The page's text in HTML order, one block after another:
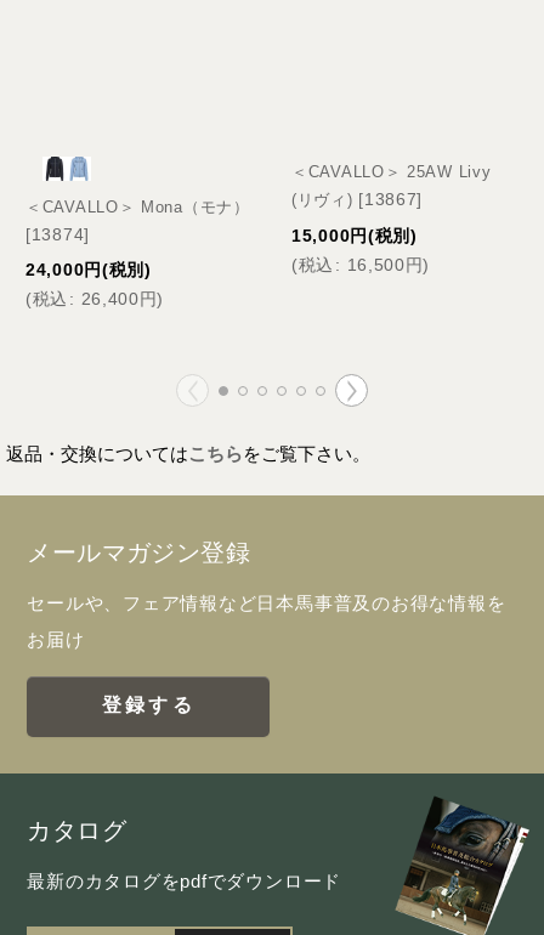
＜CAVALLO＞ Mona（モナ）
[13874]
24,000円(税別)
(税込 : 26,400円)
＜CAVALLO＞ 25AW Livy
(リヴィ) [13867]
15,000円(税別)
(税込 : 16,500円)
返品・交換についてはこちらをご覧下さい。
メールマガジン登録
セールや、フェア情報など日本馬事普及のお得な情報を
お届け
登録する
カタログ
最新のカタログをpdfでダウンロード